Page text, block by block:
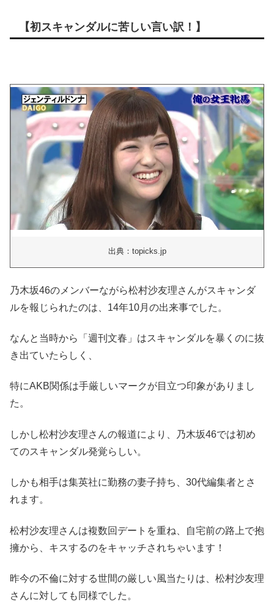
【初スキャンダルに苦しい言い訳！】
出典：topicks.jp
乃木坂46のメンバーながら松村沙友理さんがスキャンダ
ルを報じられたのは、14年10月の出来事でした。
なんと当時から「週刊文春」はスキャンダルを暴くのに抜
き出ていたらしく、
特にAKB関係は手厳しいマークが目立つ印象がありまし
た。
しかし松村沙友理さんの報道により、乃木坂46では初め
てのスキャンダル発覚らしい。
しかも相手は集英社に勤務の妻子持ち、30代編集者とさ
れます。
松村沙友理さんは複数回デートを重ね、自宅前の路上で抱
擁から、キスするのをキャッチされちゃいます！
昨今の不倫に対する世間の厳しい風当たりは、松村沙友理
さんに対しても同様でした。